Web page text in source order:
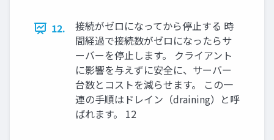
12.
接続がゼロになってから停止する 時
間経過で接続数がゼロになったらサ
ーバーを停止します。 クライアント
に影響を与えずに安全に、サーバー
台数とコストを減らせます。 この一
連の手順はドレイン（draining）と呼
ばれます。 12